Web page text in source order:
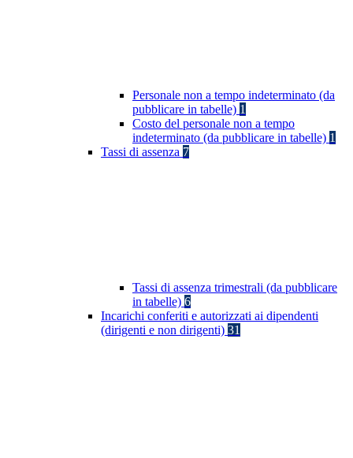
Personale non a tempo indeterminato (da
pubblicare in tabelle) 1
Costo del personale non a tempo
indeterminato (da pubblicare in tabelle) 1
Tassi di assenza 7
Tassi di assenza trimestrali (da pubblicare
in tabelle) 6
Incarichi conferiti e autorizzati ai dipendenti
(dirigenti e non dirigenti) 31